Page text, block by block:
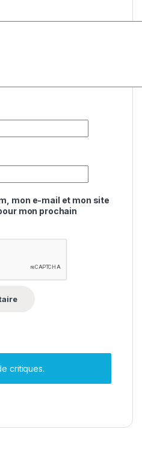
mon e-mail et mon site
mon prochain
critiques.